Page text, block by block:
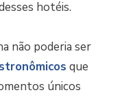
hotéis.
não poderia ser
que
únicos